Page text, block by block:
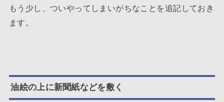
もう少し、ついやってしまいがちなことを追記しておき
ます。
油絵の上に新聞紙などを敷く